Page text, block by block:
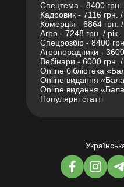
Спецтема - 8400 грн. /
Кадровик - 7116 грн. /
Комерція - 6864 грн. /
Агро - 7248 грн. / рік.
Спецрозбір - 8400
Агропорадники - 3600
Вебінари - 6000 грн. /
Online бібліотека
Online видання
Online видання
Популярні статті